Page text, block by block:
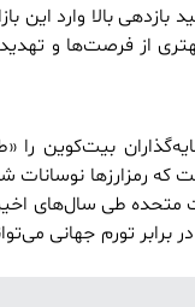
بالا وارد این
از فرصت‌ها و
بیت‌کوین را
رمزارزها نوسانات
طی سال‌های اخیر،
برابر تورم جهانی